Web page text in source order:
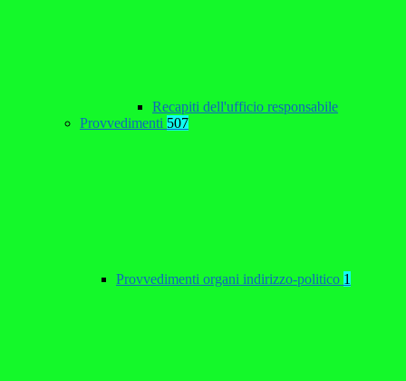
Recapiti dell'ufficio responsabile
Provvedimenti 507
Provvedimenti organi indirizzo-politico 1